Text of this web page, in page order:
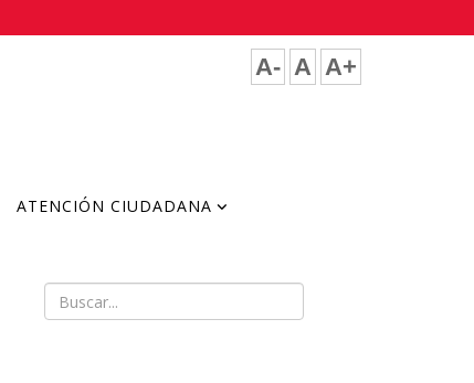
A- A A+
ATENCIÓN CIUDADANA